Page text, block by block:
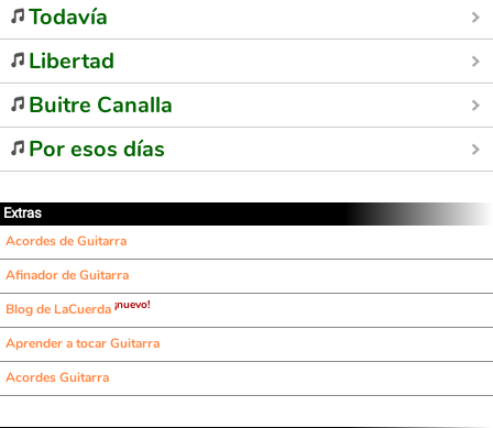
Todavía
Libertad
Buitre Canalla
Por esos días
Extras
Acordes de Guitarra
Afinador de Guitarra
Blog de LaCuerda ¡nuevo!
Aprender a tocar Guitarra
Acordes Guitarra